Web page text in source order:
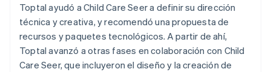
Toptal ayudó a Child Care Seer a definir su dirección
técnica y creativa, y recomendó una propuesta de
recursos y paquetes tecnológicos. A partir de ahí,
Toptal avanzó a otras fases en colaboración con Child
Care Seer, que incluyeron el diseño y la creación de